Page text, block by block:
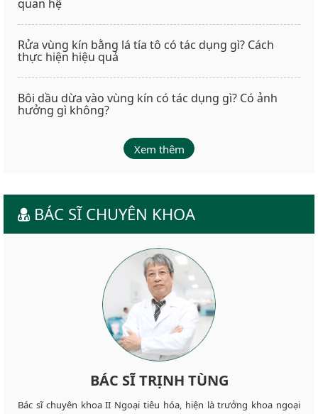
quan hệ
Rửa vùng kín bằng lá tía tô có tác dụng gì? Cách
thực hiện hiệu quả
Bôi dầu dừa vào vùng kín có tác dụng gì? Có ảnh
hưởng gì không?
Xem thêm
BÁC SĨ CHUYÊN KHOA
BÁC SĨ TRỊNH TÙNG
Bác sĩ chuyên khoa II Ngoại tiêu hóa, hiện là trưởng khoa ngoại